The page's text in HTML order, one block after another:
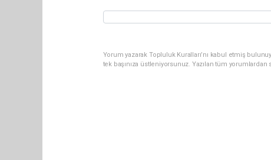
Yorum yazarak Topluluk Kuralları’nı kabul etmiş
tek başınıza üstleniyorsunuz. Yazılan tüm